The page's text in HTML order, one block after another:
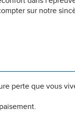
sur notre
perte que vous